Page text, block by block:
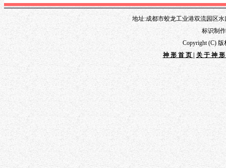
地址:成都市蛟龙工业港双流园区水
标识制
Copyright (C)
神形首页
关于神形